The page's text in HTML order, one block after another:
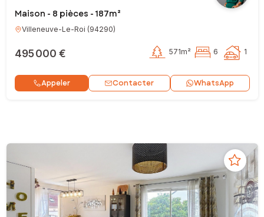
Maison - 8 pièces - 187m²
Villeneuve-Le-Roi (94290)
495 000 € 571m² 6 1
Appeler Contacter WhatsApp